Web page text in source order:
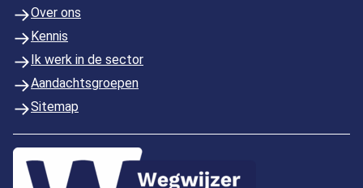
Over ons
Kennis
Ik werk in de sector
Aandachtsgroepen
Sitemap